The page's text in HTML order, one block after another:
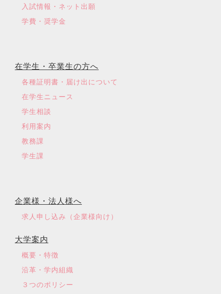
入試情報・ネット出願
学費・奨学金
在学生・卒業生の方へ
各種証明書・届け出について
在学生ニュース
学生相談
利用案内
教務課
学生課
企業様・法人様へ
求人申し込み（企業様向け）
大学案内
概要・特徴
沿革・学内組織
３つのポリシー